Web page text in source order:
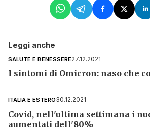
Leggi anche
SALUTE E BENESSERE27.12.2021
I sintomi di Omicron: naso che
ITALIA E ESTERO30.12.2021
Covid, nell'ultima settimana i
aumentati dell'80%